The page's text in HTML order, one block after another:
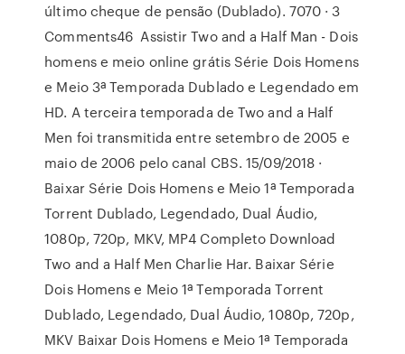
último cheque de pensão (Dublado). 7070 · 3
Comments46 Assistir Two and a Half Man - Dois
homens e meio online grátis Série Dois Homens
e Meio 3ª Temporada Dublado e Legendado em
HD. A terceira temporada de Two and a Half
Men foi transmitida entre setembro de 2005 e
maio de 2006 pelo canal CBS. 15/09/2018 ·
Baixar Série Dois Homens e Meio 1ª Temporada
Torrent Dublado, Legendado, Dual Áudio,
1080p, 720p, MKV, MP4 Completo Download
Two and a Half Men Charlie Har. Baixar Série
Dois Homens e Meio 1ª Temporada Torrent
Dublado, Legendado, Dual Áudio, 1080p, 720p,
MKV Baixar Dois Homens e Meio 1ª Temporada